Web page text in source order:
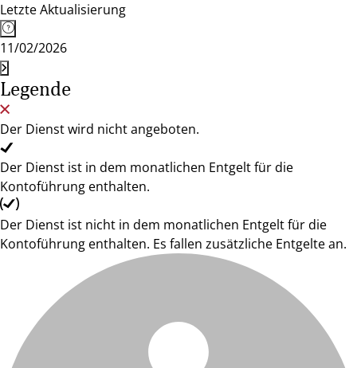
Letzte Aktualisierung
11/02/2026
Legende
Der Dienst wird nicht angeboten.
Der Dienst ist in dem monatlichen Entgelt für die
Kontoführung enthalten.
Der Dienst ist nicht in dem monatlichen Entgelt für die
Kontoführung enthalten. Es fallen zusätzliche Entgelte an.